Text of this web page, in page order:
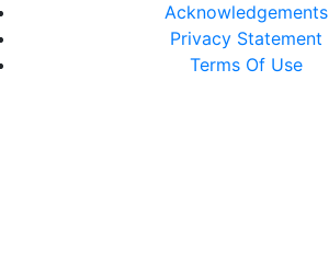
Acknowledgements
Privacy Statement
Terms Of Use